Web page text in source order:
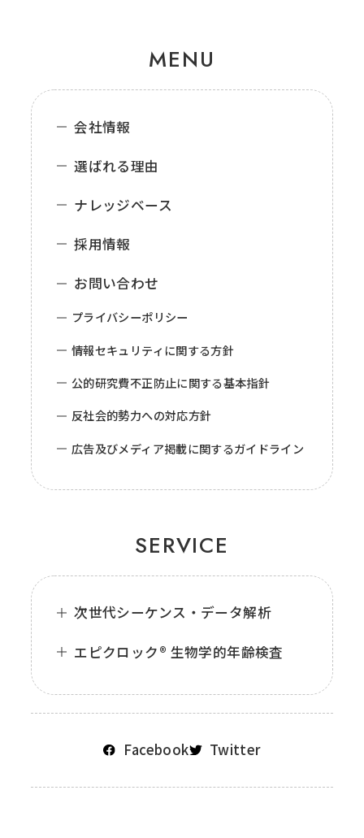
MENU
会社情報
選ばれる理由
ナレッジベース
採用情報
お問い合わせ
プライバシーポリシー
情報セキュリティに関する方針
公的研究費不正防止に関する基本指針
反社会的勢力への対応方針
広告及びメディア掲載に関するガイドライン
SERVICE
次世代シーケンス・データ解析
エピクロック® 生物学的年齢検査
Facebook Twitter